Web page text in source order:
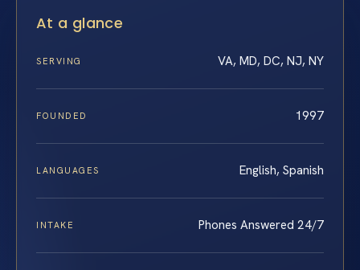
At a glance
SERVING VA, MD, DC, NJ, NY
FOUNDED 1997
LANGUAGES English, Spanish
INTAKE Phones Answered 24/7